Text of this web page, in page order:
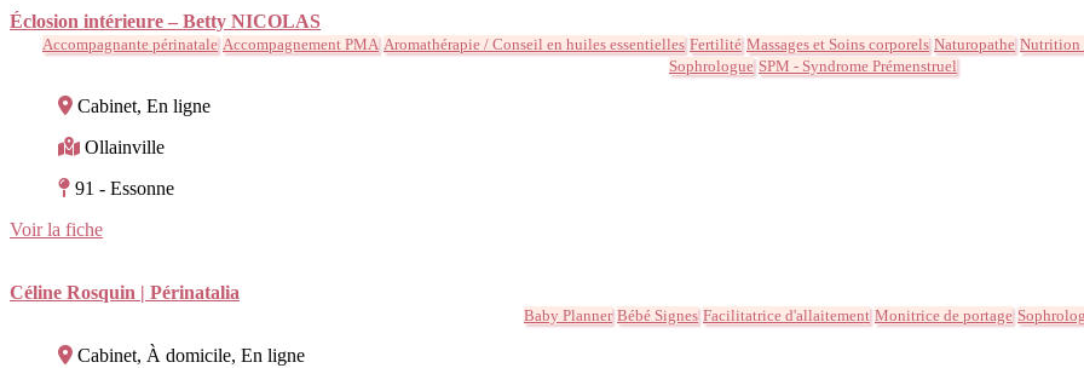
Éclosion intérieure – Betty NICOLAS
Accompagnante périnatale Accompagnement PMA Aromathérapie / Conseil en huiles essentielles Fertilité Massages et Soins corporels Naturopathe Nutrition
Sophrologue SPM - Syndrome Prémenstruel
Cabinet, En ligne
Ollainville
91 - Essonne
Voir la fiche
Céline Rosquin | Périnatalia
Baby Planner Bébé Signes Facilitatrice d'allaitement Monitrice de portage
Cabinet, À domicile, En ligne